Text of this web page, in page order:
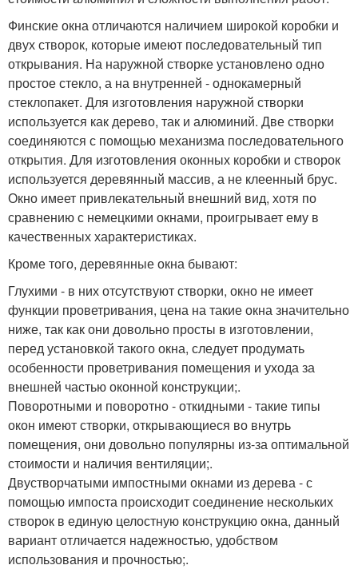
Финские окна отличаются наличием широкой коробки и
двух створок, которые имеют последовательный тип
открывания. На наружной створке установлено одно
простое стекло, а на внутренней - однокамерный
стеклопакет. Для изготовления наружной створки
используется как дерево, так и алюминий. Две створки
соединяются с помощью механизма последовательного
открытия. Для изготовления оконных коробки и створок
используется деревянный массив, а не клеенный брус.
Окно имеет привлекательный внешний вид, хотя по
сравнению с немецкими окнами, проигрывает ему в
качественных характеристиках.
Кроме того, деревянные окна бывают:
Глухими - в них отсутствуют створки, окно не имеет
функции проветривания, цена на такие окна значительно
ниже, так как они довольно просты в изготовлении,
перед установкой такого окна, следует продумать
особенности проветривания помещения и ухода за
внешней частью оконной конструкции;.
Поворотными и поворотно - откидными - такие типы
окон имеют створки, открывающиеся во внутрь
помещения, они довольно популярны из-за оптимальной
стоимости и наличия вентиляции;.
Двустворчатыми импостными окнами из дерева - с
помощью импоста происходит соединение нескольких
створок в единую целостную конструкцию окна, данный
вариант отличается надежностью, удобством
использования и прочностью;.